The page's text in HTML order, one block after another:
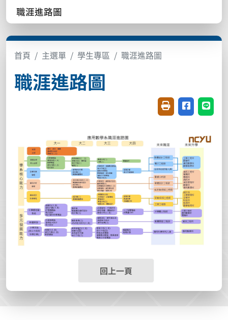
職涯進路圖
首頁 主選單 學生專區 職涯進路圖
職涯進路圖
友善列印(開新視
分享至臉書
分享
回上一頁